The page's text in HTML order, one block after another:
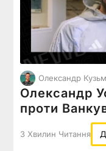
Олександр
Олександр
проти
3 Хвилин Читання